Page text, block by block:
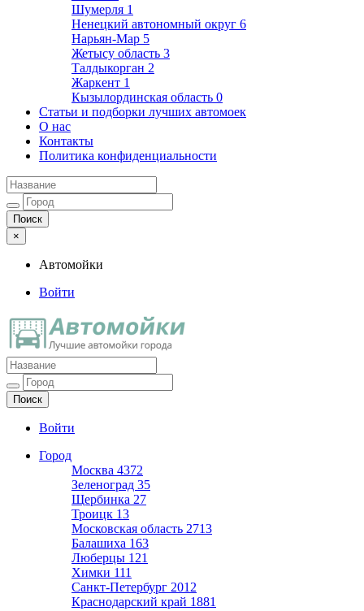
Шумерля 1
Ненецкий автономный округ 6
Нарьян-Мар 5
Жетысу область 3
Талдыкорган 2
Жаркент 1
Кызылординская область 0
Статьи и подборки лучших автомоек
О нас
Контакты
Политика конфиденциальности
×
Автомойки
Войти
Автомойки
Ещё один сайт на WordPress
Войти
Город
Москва 4372
Зеленоград 35
Щербинка 27
Троицк 13
Московская область 2713
Балашиха 163
Люберцы 121
Химки 111
Санкт-Петербург 2012
Краснодарский край 1881